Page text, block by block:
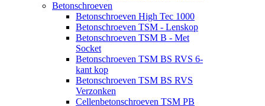
Betonschroeven
Betonschroeven High Tec 1000
Betonschroeven TSM - Lenskop
Betonschroeven TSM B - Met
Socket
Betonschroeven TSM BS RVS 6-
kant kop
Betonschroeven TSM BS RVS
Verzonken
Cellenbetonschroeven TSM PB